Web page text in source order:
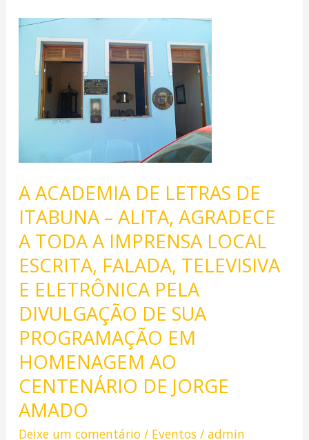
A ACADEMIA DE LETRAS DE
ITABUNA – ALITA, AGRADECE
A TODA A IMPRENSA LOCAL
ESCRITA, FALADA, TELEVISIVA
E ELETRÔNICA PELA
DIVULGAÇÃO DE SUA
PROGRAMAÇÃO EM
HOMENAGEM AO
CENTENÁRIO DE JORGE
AMADO
Deixe um comentário / Eventos / admin
A
ACADEMIA
LETRAS
ITABUNA
AGRADECE
TODA
A
IMPRENSA
LOCAL
ESCRITA,
FALADA,
TELEVISIVA
E
ELETRÔNICA
PELA
DIVULGAÇÃO
DE
SUA
PROGRAMAÇÃO